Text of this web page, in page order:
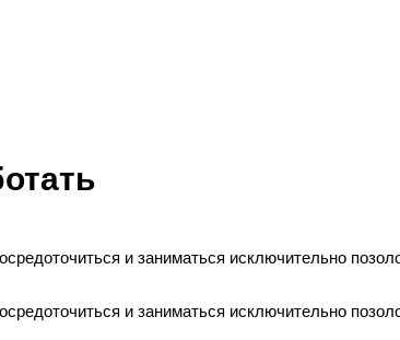
и заниматься исключительно
и заниматься исключительно